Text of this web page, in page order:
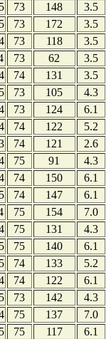
73 148
3.5
73 172
3.5
73 118
3.5
73 62
3.5
74 131
3.5
73 105
4.3
73 124
6.1
74 122
5.2
74 121
2.6
75 91
4.3
74 150
6.1
74 147
6.1
75 154
7.0
75 131
4.3
75 140
6.1
74 133
5.2
74 122
6.1
73 142
4.3
75 137
7.0
75 117
6.1